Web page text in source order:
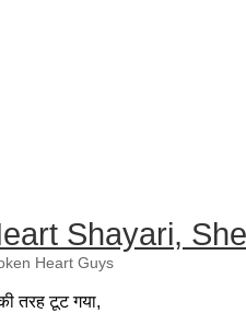
Shayari,
Heart Guys
तरह टूट गया,